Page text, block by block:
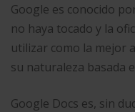
Google es conocido
no haya tocado y la
utilizar como la mejor
su naturaleza basada
Google Docs es, sin